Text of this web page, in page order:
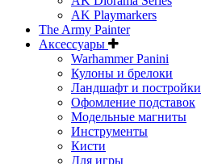
AK Playmarkers
The Army Painter
Аксессуары
Warhammer Panini
Кулоны и брелоки
Ландшафт и постройки
Офомление подставок
Модельные магниты
Инструменты
Кисти
Для игры